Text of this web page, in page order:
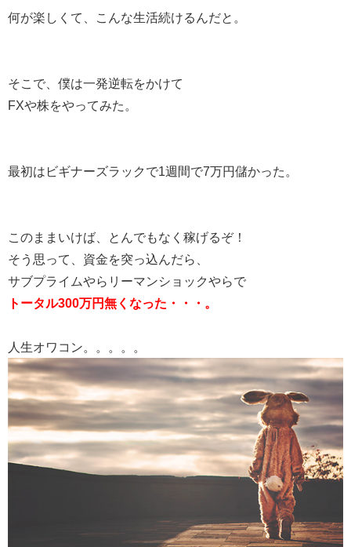
何が楽しくて、こんな生活続けるんだと。
そこで、僕は一発逆転をかけて
FXや株をやってみた。
最初はビギナーズラックで1週間で7万円儲かった。
このままいけば、とんでもなく稼げるぞ！
そう思って、資金を突っ込んだら、
サブプライムやらリーマンショックやらで
トータル300万円無くなった・・・。
人生オワコン。。。。。